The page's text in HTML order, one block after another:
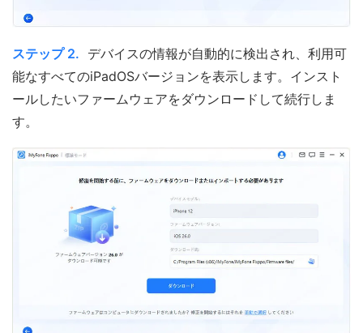
ステップ 2. デバイスの情報が自動的に検出され、利用可
能なすべてのiPadOSバージョンを表示します。インスト
ールしたいファームウェアをダウンロードして続行しま
す。